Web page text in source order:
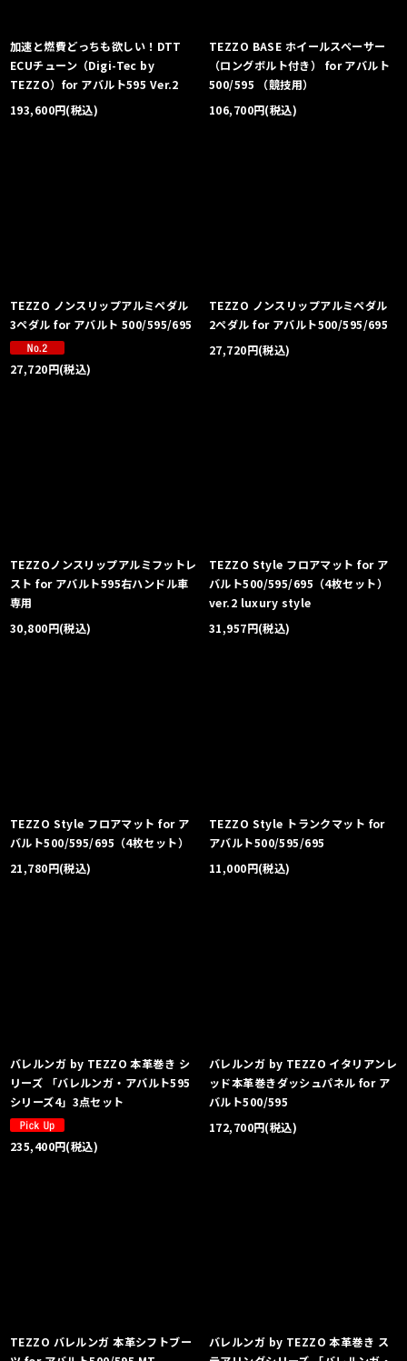
加速と燃費どっちも欲しい！DTT
ECUチューン（Digi-Tec by
TEZZO）for アバルト595 Ver.2
193,600円(税込)
TEZZO BASE ホイールスペーサー
（ロングボルト付き） for アバルト
500/595 （競技用）
106,700円(税込)
TEZZO ノンスリップアルミペダル
3ペダル for アバルト 500/595/695
27,720円(税込)
TEZZO ノンスリップアルミペダル
2ペダル for アバルト500/595/695
27,720円(税込)
TEZZOノンスリップアルミフットレ
スト for アバルト595右ハンドル車
専用
30,800円(税込)
TEZZO Style フロアマット for ア
バルト500/595/695（4枚セット）
ver.2 luxury style
31,957円(税込)
TEZZO Style フロアマット for ア
バルト500/595/695（4枚セット）
21,780円(税込)
TEZZO Style トランクマット for
アバルト500/595/695
11,000円(税込)
バレルンガ by TEZZO 本革巻き シ
リーズ 「バレルンガ・アバルト595
シリーズ4」3点セット
235,400円(税込)
バレルンガ by TEZZO イタリアンレ
ッド本革巻きダッシュパネル for ア
バルト500/595
172,700円(税込)
TEZZO バレルンガ 本革シフトブー
バレルンガ by TEZZO 本革巻き ス